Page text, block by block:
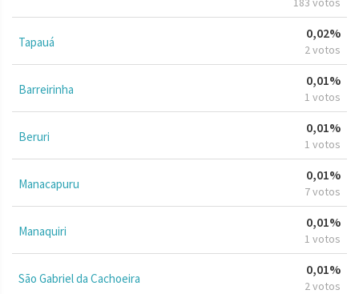
Tapauá
0,02%
2 votos
Barreirinha
0,01%
1 votos
Beruri
0,01%
1 votos
Manacapuru
0,01%
7 votos
Manaquiri
0,01%
1 votos
São Gabriel da Cachoeira
0,01%
2 votos